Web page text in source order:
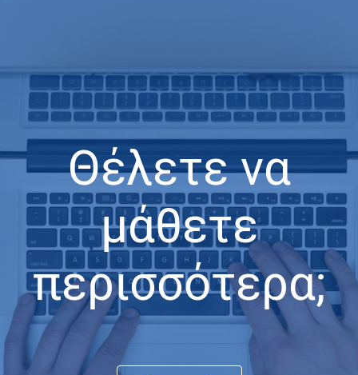
Θέλετε να
μάθετε
περισσότερα;